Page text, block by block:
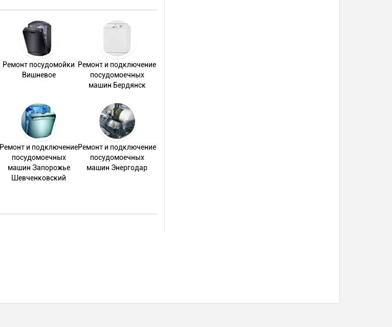
Ремонт посудомойки
Вишневое
Ремонт и подключение
посудомоечных
машин Бердянск
Ремонт и подключение
посудомоечных
машин Запорожье
Шевченковский
Ремонт и подключение
посудомоечных
машин Энергодар